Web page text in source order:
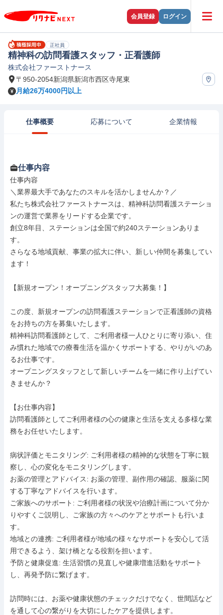
会員登録 ログイン
正社員
精神科の訪問看護スタッフ・正看護師
株式会社ファーストナース
〒950-2054新潟県新潟市西区寺尾東
月給26万4000円以上
仕事概要 応募について 企業情報
仕事内容
仕事内容
＼業界最大手であなたのスキルを活かしませんか？／
私たち株式会社ファーストナースは、精神科訪問看護ステーショ
ンの運営で業界をリードする企業です。
創立8年目、ステーションは全国で約240ステーションありま
す。
さらなる地域貢献、事業の拡大に伴い、新しい仲間を募集してい
ます！
【新規オープン！オープニングスタッフ大募集！】
この度、新規オープンの訪問看護ステーションで正看護師の資格
をお持ちの方を募集いたします。
精神科訪問看護師として、ご利用者様一人ひとりに寄り添い、住
み慣れた地域での療養生活を温かくサポートする、やりがいのあ
るお仕事です。
オープニングスタッフとして新しいチームを一緒に作り上げてい
きませんか？
【お仕事内容】
訪問看護師としてご利用者様の心の健康と生活を支える多様な業
務をお任せいたします。
病状評価とモニタリング: ご利用者様の精神的な状態を丁寧に観
察し、心の変化をモニタリングします。
お薬の管理とアドバイス: お薬の管理、副作用の確認、服薬に関
する丁寧なアドバイスを行います。
ご家族へのサポート: ご利用者様の状況や治療計画について分か
りやすくご説明し、ご家族の方々へのケアとサポートも行いま
す。
地域との連携: ご利用者様が地域の様々なサポートを安心して活
用できるよう、架け橋となる役割を担います。
予防と健康促進: 生活習慣の見直しや健康増進活動をサポート
し、再発予防に繋げます。
訪問時には、お薬や健康状態のチェックだけでなく、世間話など
を通して心の繋がりを大切にしたケアを提供します。